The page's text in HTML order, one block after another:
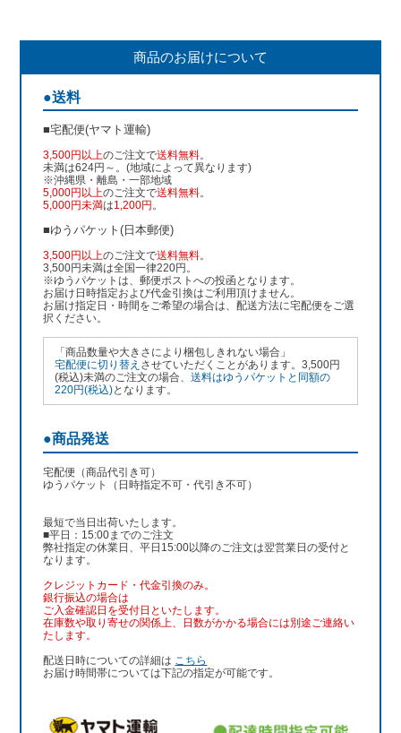
商品のお届けについて
●送料
■宅配便(ヤマト運輸)
3,500円以上のご注文で送料無料。
未満は624円～。(地域によって異なります)
※沖縄県・離島・一部地域
5,000円以上のご注文で送料無料。
5,000円未満は1,200円 。
■ゆうパケット(日本郵便)
3,500円以上のご注文で送料無料。
3,500円未満は全国一律220円。
※ゆうパケットは、郵便ポストへの投函となります。
お届け日時指定および代金引換はご利用頂けません。
お届け指定日・時間をご希望の場合は、配送方法に宅配便をご選
択ください。
「商品数量や大きさにより梱包しきれない場合」
宅配便に切り替え させていただくことがあります。3,500円
(税込)未満のご注文の場合、送料はゆうパケットと同額の
220円(税込)となります。
●商品発送
宅配便（商品代引き可）
ゆうパケット（日時指定不可・代引き不可）
最短で当日出荷いたします。
■平日：15:00までのご注文
弊社指定の休業日、平日15:00以降のご注文は翌営業日の受付と
なります。
クレジットカード・代金引換のみ。
銀行振込の場合は
ご入金確認日を受付日といたします。
在庫数や取り寄せの関係上、日数がかかる場合には別途ご連絡い
たします。
配送日時についての詳細は こちら
お届け時間帯については下記の指定が可能です。